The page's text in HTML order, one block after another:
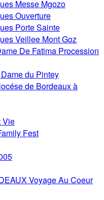
Messe Mgozo
Ouverture
Porte Sainte
Veillee Mont Goz
De Fatima Procession
du Pintey
de Bordeaux à
Vie
Fest
Voyage Au Coeur